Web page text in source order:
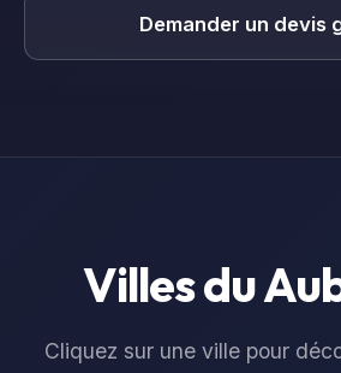
Demander un devis
Villes du
Cliquez sur une ville pour